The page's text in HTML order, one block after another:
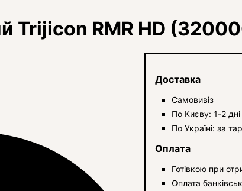
Trijicon RMR HD
Доставка
Самовивіз
По Києву: 1-2 дні
По Україні: за
Оплата
Готівкою при
Оплата